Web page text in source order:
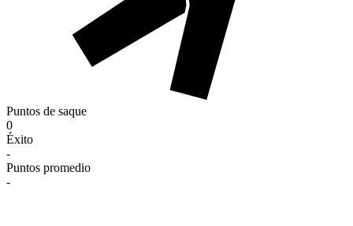
Puntos de saque
0
Éxito
-
Puntos promedio
-